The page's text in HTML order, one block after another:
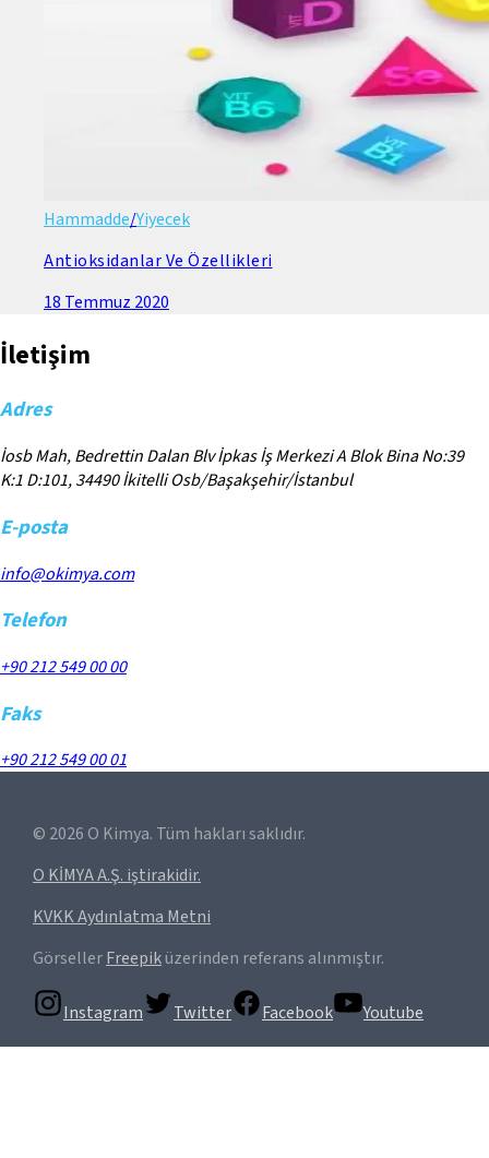
Hammadde/Yiyecek
Antioksidanlar Ve Özellikleri
18 Temmuz 2020
İletişim
Adres
İosb Mah, Bedrettin Dalan Blv İpkas İş Merkezi A Blok Bina No:39
K:1 D:101, 34490 İkitelli Osb/Başakşehir/İstanbul
E-posta
info@okimya.com
Telefon
+90 212 549 00 00
Faks
+90 212 549 00 01
© 2026 O Kimya. Tüm hakları saklıdır.
O KİMYA A.Ş. iştirakidir.
KVKK Aydınlatma Metni
GörsellerFreepiküzerinden referans alınmıştır.
Instagram Twitter Facebook Youtube